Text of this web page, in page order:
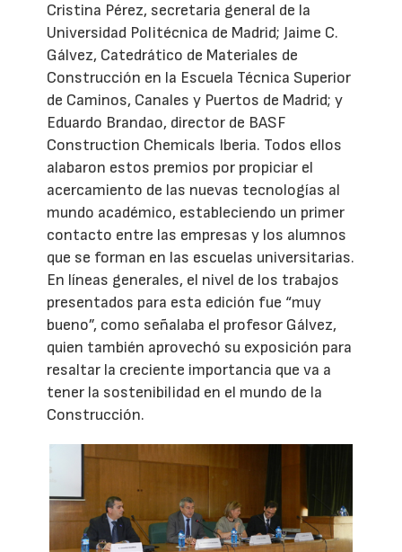
Cristina Pérez, secretaria general de la
Universidad Politécnica de Madrid; Jaime C.
Gálvez, Catedrático de Materiales de
Construcción en la Escuela Técnica Superior
de Caminos, Canales y Puertos de Madrid; y
Eduardo Brandao, director de BASF
Construction Chemicals Iberia. Todos ellos
alabaron estos premios por propiciar el
acercamiento de las nuevas tecnologías al
mundo académico, estableciendo un primer
contacto entre las empresas y los alumnos
que se forman en las escuelas universitarias.
En líneas generales, el nivel de los trabajos
presentados para esta edición fue “muy
bueno”, como señalaba el profesor Gálvez,
quien también aprovechó su exposición para
resaltar la creciente importancia que va a
tener la sostenibilidad en el mundo de la
Construcción.